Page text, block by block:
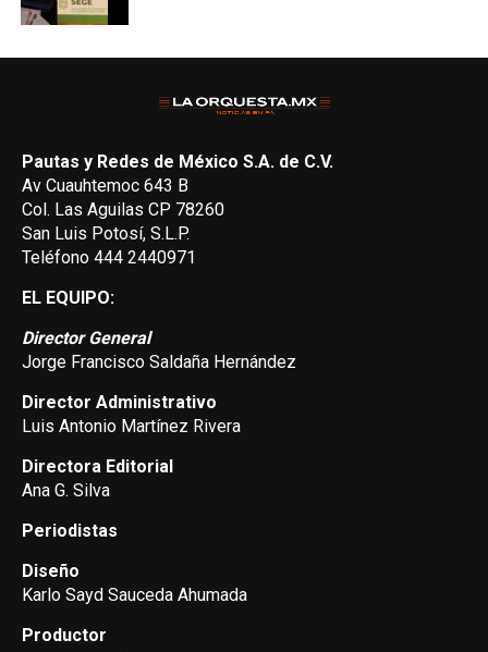
Pautas y Redes de México S.A. de C.V.
Av Cuauhtemoc 643 B
Col. Las Aguilas CP 78260
San Luis Potosí, S.L.P.
Teléfono 444 2440971
EL EQUIPO:
Director General
Jorge Francisco Saldaña Hernández
Director Administrativo
Luis Antonio Martínez Rivera
Directora Editorial
Ana G. Silva
Periodistas
Diseño
Karlo Sayd Sauceda Ahumada
Productor